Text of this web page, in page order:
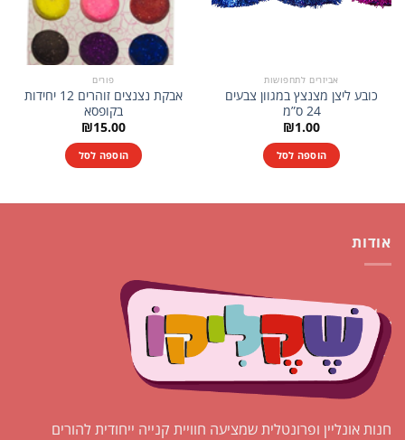
אביזרים לתחפושות
כובע ליצן מצנצץ במגוון צבעים
24 ס”מ
₪1.00
הוספה לסל
פורים
אבקת נצנצים זוהרים 12 יחידות
בקופסא
₪15.00
הוספה לסל
אודות
חנות אונליין ופרונטלית שמציעה חוויית קנייה ייחודית להורים